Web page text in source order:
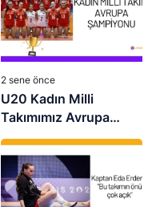
2 sene önce
U20 Kadın Milli
Takımımız Avrupa
Şampiyonu Oldu:
Namağlup Zafer!